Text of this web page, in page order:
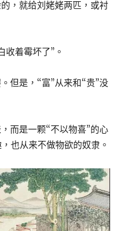
，就给刘姥姥两匹，或衬
收着霉坏了”。
但是，“富”从来和“贵”没
而是一颗“不以物喜”的心
也从来不做物欲的奴隶。